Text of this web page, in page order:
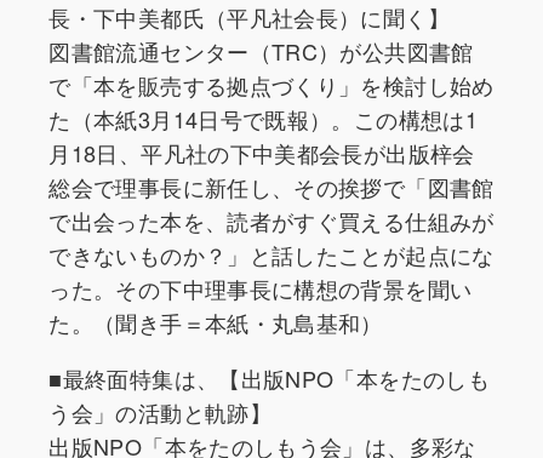
長・下中美都氏（平凡社会長）に聞く】
図書館流通センター（TRC）が公共図書館
で「本を販売する拠点づくり」を検討し始め
た（本紙3月14日号で既報）。この構想は1
月18日、平凡社の下中美都会長が出版梓会
総会で理事長に新任し、その挨拶で「図書館
で出会った本を、読者がすぐ買える仕組みが
できないものか？」と話したことが起点にな
った。その下中理事長に構想の背景を聞い
た。（聞き手＝本紙・丸島基和）
■最終面特集は、【出版NPO「本をたのしも
う会」の活動と軌跡】
出版NPO「本をたのしもう会」は、多彩な